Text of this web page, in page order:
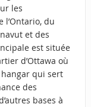
les
l’Ontario, du
et des
est située
d’Ottawa où
qui sert
des
bases à